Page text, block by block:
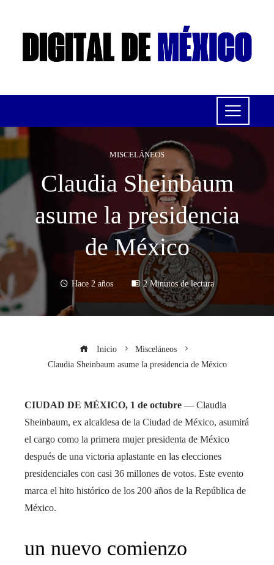
MISCELÁNEOS
Claudia Sheinbaum
asume la presidencia
de México
Hace 2 años 2 Minutos de lectura
Inicio
Misceláneos
Claudia Sheinbaum asume la presidencia de México
CIUDAD DE MÉXICO, 1 de octubre — Claudia
Sheinbaum, ex alcaldesa de la Ciudad de México, asumirá
el cargo como la primera mujer presidenta de México
después de una victoria aplastante en las elecciones
presidenciales con casi 36 millones de votos. Este evento
marca el hito histórico de los 200 años de la República de
México.
un nuevo comienzo